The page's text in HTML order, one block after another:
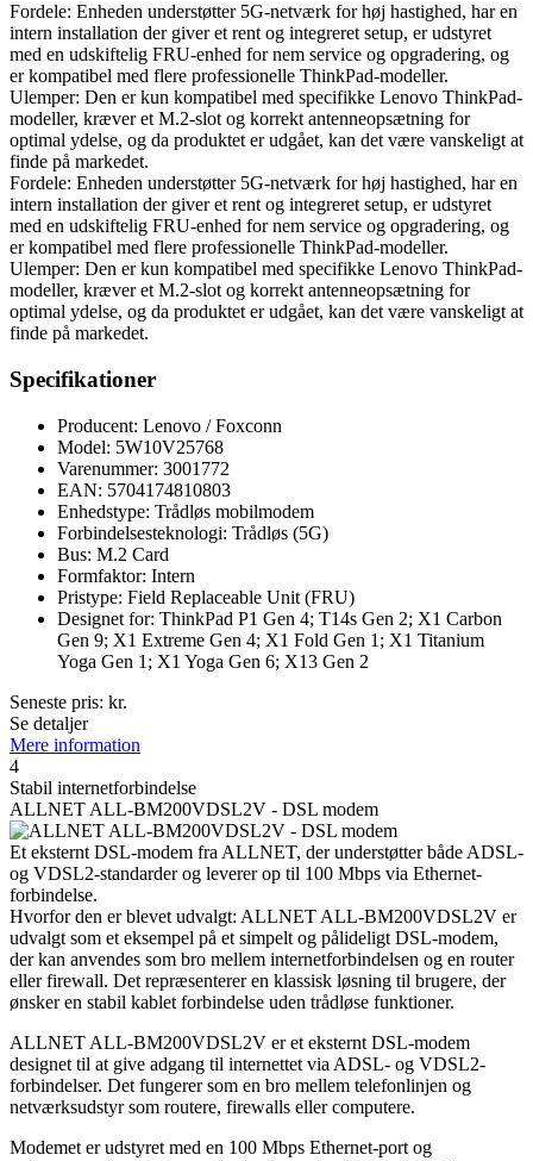
Fordele: Enheden understøtter 5G-netværk for høj hastighed, har en
intern installation der giver et rent og integreret setup, er udstyret
med en udskiftelig FRU-enhed for nem service og opgradering, og
er kompatibel med flere professionelle ThinkPad-modeller.
Ulemper: Den er kun kompatibel med specifikke Lenovo ThinkPad-
modeller, kræver et M.2-slot og korrekt antenneopsætning for
optimal ydelse, og da produktet er udgået, kan det være vanskeligt at
finde på markedet.
Fordele: Enheden understøtter 5G-netværk for høj hastighed, har en
intern installation der giver et rent og integreret setup, er udstyret
med en udskiftelig FRU-enhed for nem service og opgradering, og
er kompatibel med flere professionelle ThinkPad-modeller.
Ulemper: Den er kun kompatibel med specifikke Lenovo ThinkPad-
modeller, kræver et M.2-slot og korrekt antenneopsætning for
optimal ydelse, og da produktet er udgået, kan det være vanskeligt at
finde på markedet.
Specifikationer
Producent: Lenovo / Foxconn
Model: 5W10V25768
Varenummer: 3001772
EAN: 5704174810803
Enhedstype: Trådløs mobilmodem
Forbindelsesteknologi: Trådløs (5G)
Bus: M.2 Card
Formfaktor: Intern
Pristype: Field Replaceable Unit (FRU)
Designet for: ThinkPad P1 Gen 4; T14s Gen 2; X1 Carbon
Gen 9; X1 Extreme Gen 4; X1 Fold Gen 1; X1 Titanium
Yoga Gen 1; X1 Yoga Gen 6; X13 Gen 2
Seneste pris: kr.
Se detaljer
Mere information
4
Stabil internetforbindelse
ALLNET ALL-BM200VDSL2V - DSL modem
Et eksternt DSL-modem fra ALLNET, der understøtter både ADSL-
og VDSL2-standarder og leverer op til 100 Mbps via Ethernet-
forbindelse.
Hvorfor den er blevet udvalgt: ALLNET ALL-BM200VDSL2V er
udvalgt som et eksempel på et simpelt og pålideligt DSL-modem,
der kan anvendes som bro mellem internetforbindelsen og en router
eller firewall. Det repræsenterer en klassisk løsning til brugere, der
ønsker en stabil kablet forbindelse uden trådløse funktioner.
ALLNET ALL-BM200VDSL2V er et eksternt DSL-modem
designet til at give adgang til internettet via ADSL- og VDSL2-
forbindelser. Det fungerer som en bro mellem telefonlinjen og
netværksudstyr som routere, firewalls eller computere.
Modemet er udstyret med en 100 Mbps Ethernet-port og